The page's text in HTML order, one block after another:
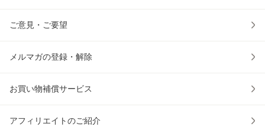
ご意見・ご要望
メルマガの登録・解除
お買い物補償サービス
アフィリエイトのご紹介